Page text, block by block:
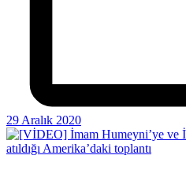
29 Aralık 2020